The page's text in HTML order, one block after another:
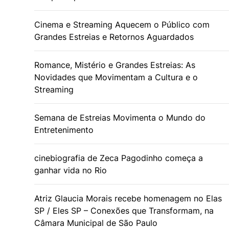
Cinema e Streaming Aquecem o Público com
Grandes Estreias e Retornos Aguardados
Romance, Mistério e Grandes Estreias: As
Novidades que Movimentam a Cultura e o
Streaming
Semana de Estreias Movimenta o Mundo do
Entretenimento
cinebiografia de Zeca Pagodinho começa a
ganhar vida no Rio
Atriz Glaucia Morais recebe homenagem no Elas
SP / Eles SP – Conexões que Transformam, na
Câmara Municipal de São Paulo